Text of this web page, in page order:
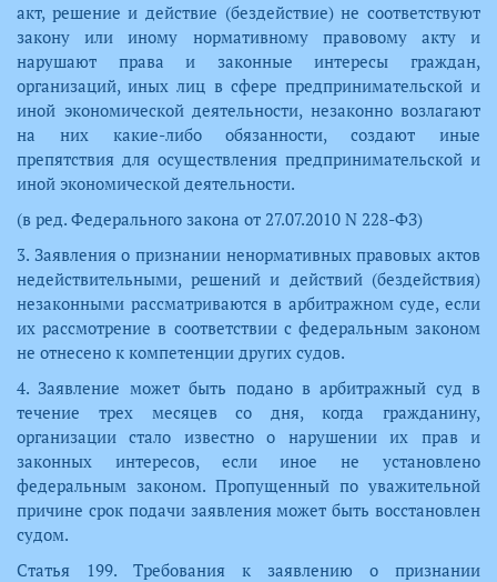
акт, решение и действие (бездействие) не соответствуют
закону или иному нормативному правовому акту и
нарушают права и законные интересы граждан,
организаций, иных лиц в сфере предпринимательской и
иной экономической деятельности, незаконно возлагают
на них какие-либо обязанности, создают иные
препятствия для осуществления предпринимательской и
иной экономической деятельности.
(в ред. Федерального закона от 27.07.2010 N 228-ФЗ)
3. Заявления о признании ненормативных правовых актов
недействительными, решений и действий (бездействия)
незаконными рассматриваются в арбитражном суде, если
их рассмотрение в соответствии с федеральным законом
не отнесено к компетенции других судов.
4. Заявление может быть подано в арбитражный суд в
течение трех месяцев со дня, когда гражданину,
организации стало известно о нарушении их прав и
законных интересов, если иное не установлено
федеральным законом. Пропущенный по уважительной
причине срок подачи заявления может быть восстановлен
судом.
Статья 199. Требования к заявлению о признании